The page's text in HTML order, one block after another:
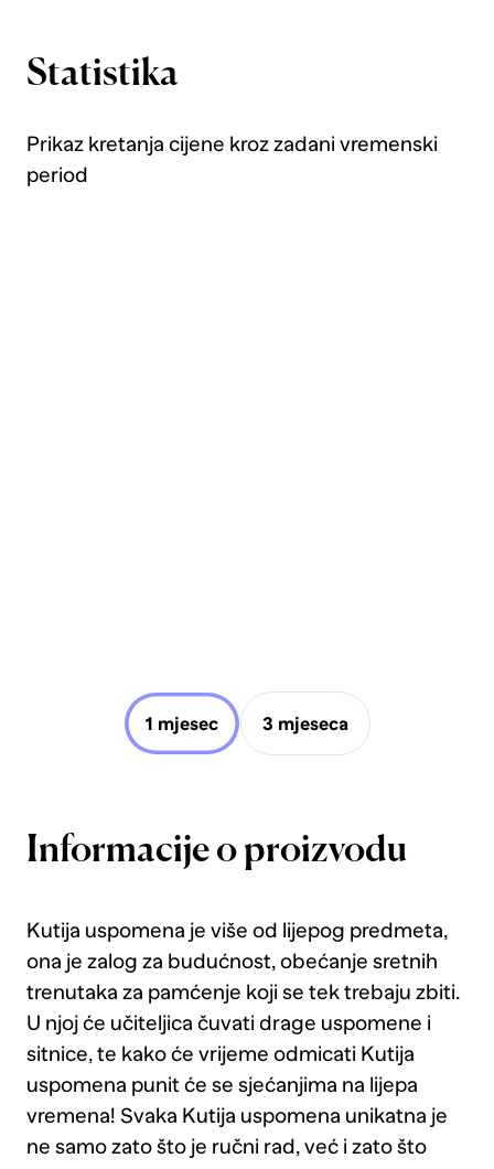
Statistika
Prikaz kretanja cijene kroz zadani vremenski
period
1 mjesec 3 mjeseca
Informacije o proizvodu
Kutija uspomena je više od lijepog predmeta,
ona je zalog za budućnost, obećanje sretnih
trenutaka za pamćenje koji se tek trebaju zbiti.
U njoj će učiteljica čuvati drage uspomene i
sitnice, te kako će vrijeme odmicati Kutija
uspomena punit će se sjećanjima na lijepa
vremena! Svaka Kutija uspomena unikatna je
ne samo zato što je ručni rad, već i zato što